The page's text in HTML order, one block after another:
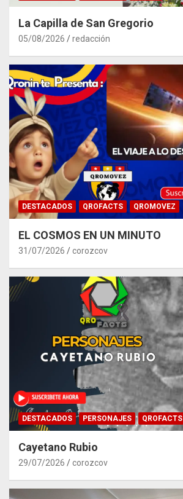
La Capilla de San Gregorio
05/08/2026 redacción
DESTACADOS QROFACTS QROMOVEZ
EL COSMOS EN UN MINUTO
31/07/2026 corozcov
DESTACADOS PERSONAJES QROFACTS
Cayetano Rubio
29/07/2026 corozcov